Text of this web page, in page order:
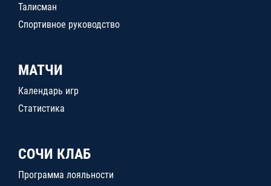
Талисман
Спортивное руководство
МАТЧИ
Календарь игр
Статистика
СОЧИ КЛАБ
Программа лояльности